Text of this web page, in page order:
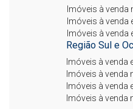
Imóveis à venda
Imóveis à venda
Imóveis à
Região Sul e
Imóveis à venda
Imóveis à venda
Imóveis à venda
Imóveis à venda